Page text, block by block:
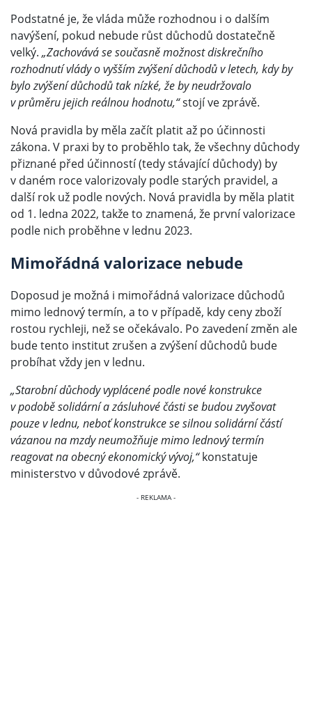
Podstatné je, že vláda může rozhodnou i o dalším
navýšení, pokud nebude růst důchodů dostatečně
velký.„Zachovává se současně možnost diskrečního
rozhodnutí vlády o vyšším zvýšení důchodů v letech, kdy by
bylo zvýšení důchodů tak nízké, že by neudržovalo
v průměru jejich reálnou hodnotu,“stojí ve zprávě.
Nová pravidla by měla začít platit až po účinnosti
zákona. V praxi by to proběhlo tak, že všechny důchody
přiznané před účinností (tedy stávající důchody) by
v daném roce valorizovaly podle starých pravidel, a
další rok už podle nových. Nová pravidla by měla platit
od 1. ledna 2022, takže to znamená, že první valorizace
podle nich proběhne v lednu 2023.
Mimořádná valorizace nebude
Doposud je možná i mimořádná valorizace důchodů
mimo lednový termín, a to v případě, kdy ceny zboží
rostou rychleji, než se očekávalo. Po zavedení změn ale
bude tento institut zrušen a zvýšení důchodů bude
probíhat vždy jen v lednu.
„Starobní důchody vyplácené podle nové konstrukce
v podobě solidární a zásluhové části se budou zvyšovat
pouze v lednu, neboť konstrukce se silnou solidární částí
vázanou na mzdy neumožňuje mimo lednový termín
reagovat na obecný ekonomický vývoj,“konstatuje
ministerstvo v důvodové zprávě.